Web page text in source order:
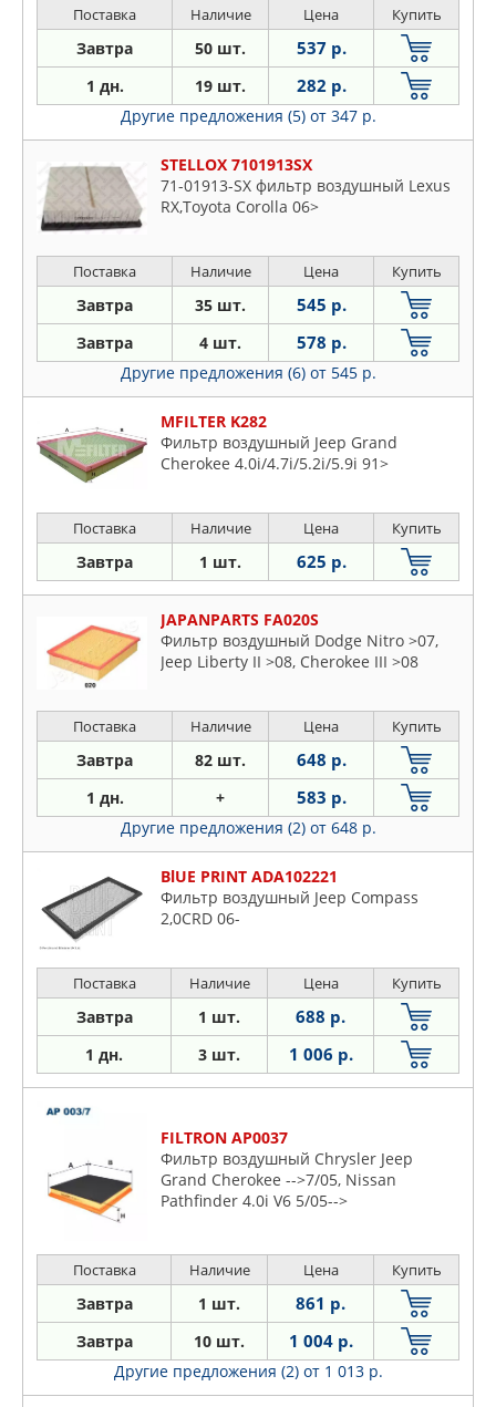
Поставка Наличие Цена Купить
Завтра 50 шт. 537 р.
1 дн. 19 шт. 282 р.
Другие предложения (5) от 347 р.
STELLOX 7101913SX
71-01913-SX фильтр воздушный Lexus
RX,Toyota Corolla 06>
Поставка Наличие Цена Купить
Завтра 35 шт. 545 р.
Завтра 4 шт. 578 р.
Другие предложения (6) от 545 р.
MFILTER K282
Фильтр воздушный Jeep Grand
Cherokee 4.0i/4.7i/5.2i/5.9i 91>
Поставка Наличие Цена Купить
Завтра 1 шт. 625 р.
JAPANPARTS FA020S
Фильтр воздушный Dodge Nitro >07,
Jeep Liberty II >08, Cherokee III >08
Поставка Наличие Цена Купить
Завтра 82 шт. 648 р.
1 дн. + 583 р.
Другие предложения (2) от 648 р.
BlUE PRINT ADA102221
Фильтр воздушный Jeep Compass
2,0CRD 06-
Поставка Наличие Цена Купить
Завтра 1 шт. 688 р.
1 дн. 3 шт. 1 006 р.
FILTRON AP0037
Фильтр воздушный Chrysler Jeep
Grand Cherokee -->7/05, Nissan
Pathfinder 4.0i V6 5/05-->
Поставка Наличие Цена Купить
Завтра 1 шт. 861 р.
Завтра 10 шт. 1 004 р.
Другие предложения (2) от 1 013 р.